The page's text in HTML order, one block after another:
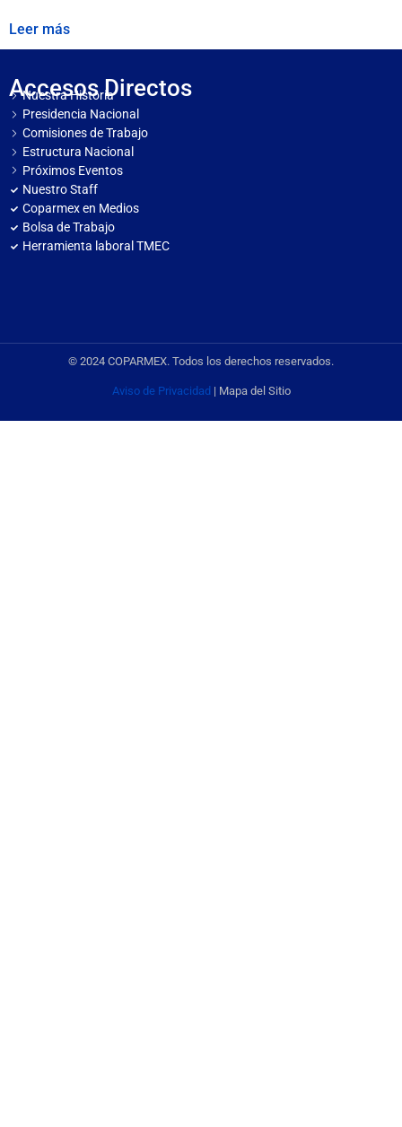
Leer más
Accesos Directos
Nuestra Historia
Presidencia Nacional
Comisiones de Trabajo
Estructura Nacional
Próximos Eventos
Nuestro Staff
Coparmex en Medios
Bolsa de Trabajo
Herramienta laboral TMEC
© 2024 COPARMEX. Todos los derechos reservados.
Aviso de Privacidad | Mapa del Sitio